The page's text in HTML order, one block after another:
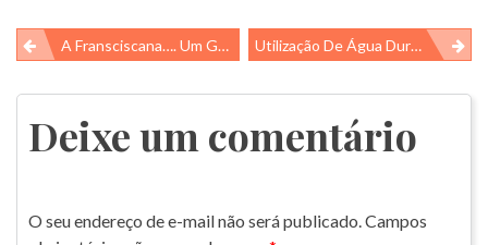
Navegação
de
Post
A Fransciscana…. Um Golfinho Tímido, Mas Ameaçado! Utilização De Água Durante A Pandemia
Deixe um comentário
O seu endereço de e-mail não será publicado.Campos